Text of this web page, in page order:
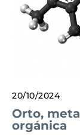
20/10/2024
Orto,
orgánica